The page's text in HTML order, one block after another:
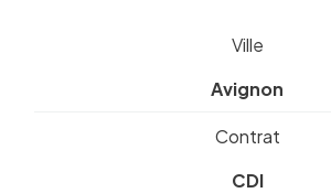
Ville
Avignon
Contrat
CDI